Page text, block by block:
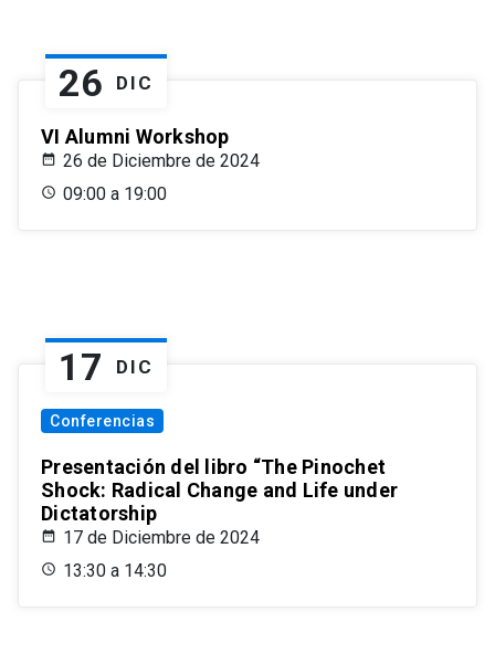
26 DIC
VI Alumni Workshop
26 de Diciembre de 2024
09:00 a 19:00
17 DIC
Conferencias
Presentación del libro “The Pinochet
Shock: Radical Change and Life under
Dictatorship
17 de Diciembre de 2024
13:30 a 14:30